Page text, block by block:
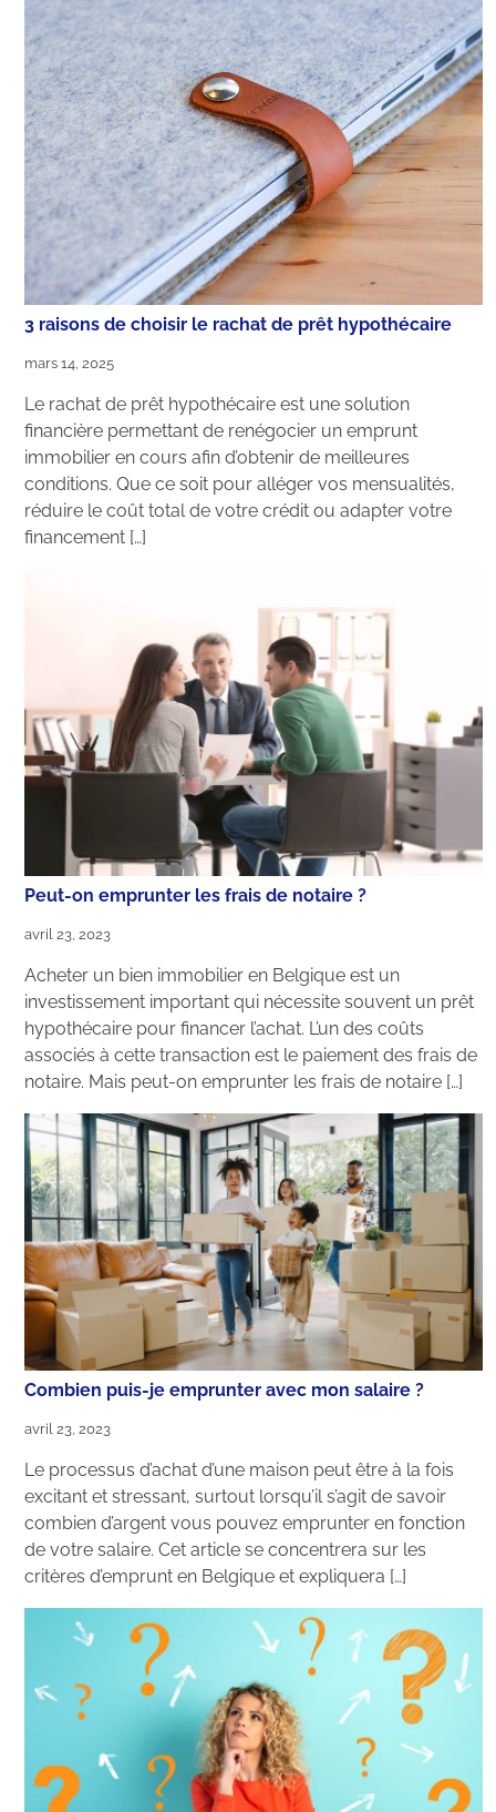
3 raisons de choisir le rachat de prêt hypothécaire
mars 14, 2025
Le rachat de prêt hypothécaire est une solution
financière permettant de renégocier un emprunt
immobilier en cours afin d’obtenir de meilleures
conditions. Que ce soit pour alléger vos mensualités,
réduire le coût total de votre crédit ou adapter votre
financement […]
Peut-on emprunter les frais de notaire ?
avril 23, 2023
Acheter un bien immobilier en Belgique est un
investissement important qui nécessite souvent un prêt
hypothécaire pour financer l’achat. L’un des coûts
associés à cette transaction est le paiement des frais de
notaire. Mais peut-on emprunter les frais de notaire […]
Combien puis-je emprunter avec mon salaire ?
avril 23, 2023
Le processus d’achat d’une maison peut être à la fois
excitant et stressant, surtout lorsqu’il s’agit de savoir
combien d’argent vous pouvez emprunter en fonction
de votre salaire. Cet article se concentrera sur les
critères d’emprunt en Belgique et expliquera […]